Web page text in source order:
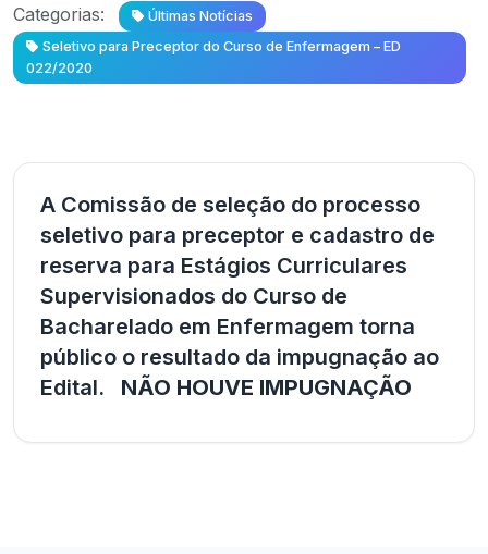
Categorias:
Últimas Notícias
Seletivo para Preceptor do Curso de Enfermagem – ED
022/2020
A Comissão de seleção do processo
seletivo para preceptor e cadastro de
reserva para Estágios Curriculares
Supervisionados do Curso de
Bacharelado em Enfermagem torna
público o resultado da impugnação ao
Edital. NÃO HOUVE IMPUGNAÇÃO